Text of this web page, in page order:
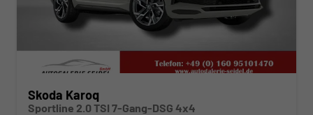
Skoda Karoq
Sportline 2.0 TSI 7-Gang-DSG 4x4